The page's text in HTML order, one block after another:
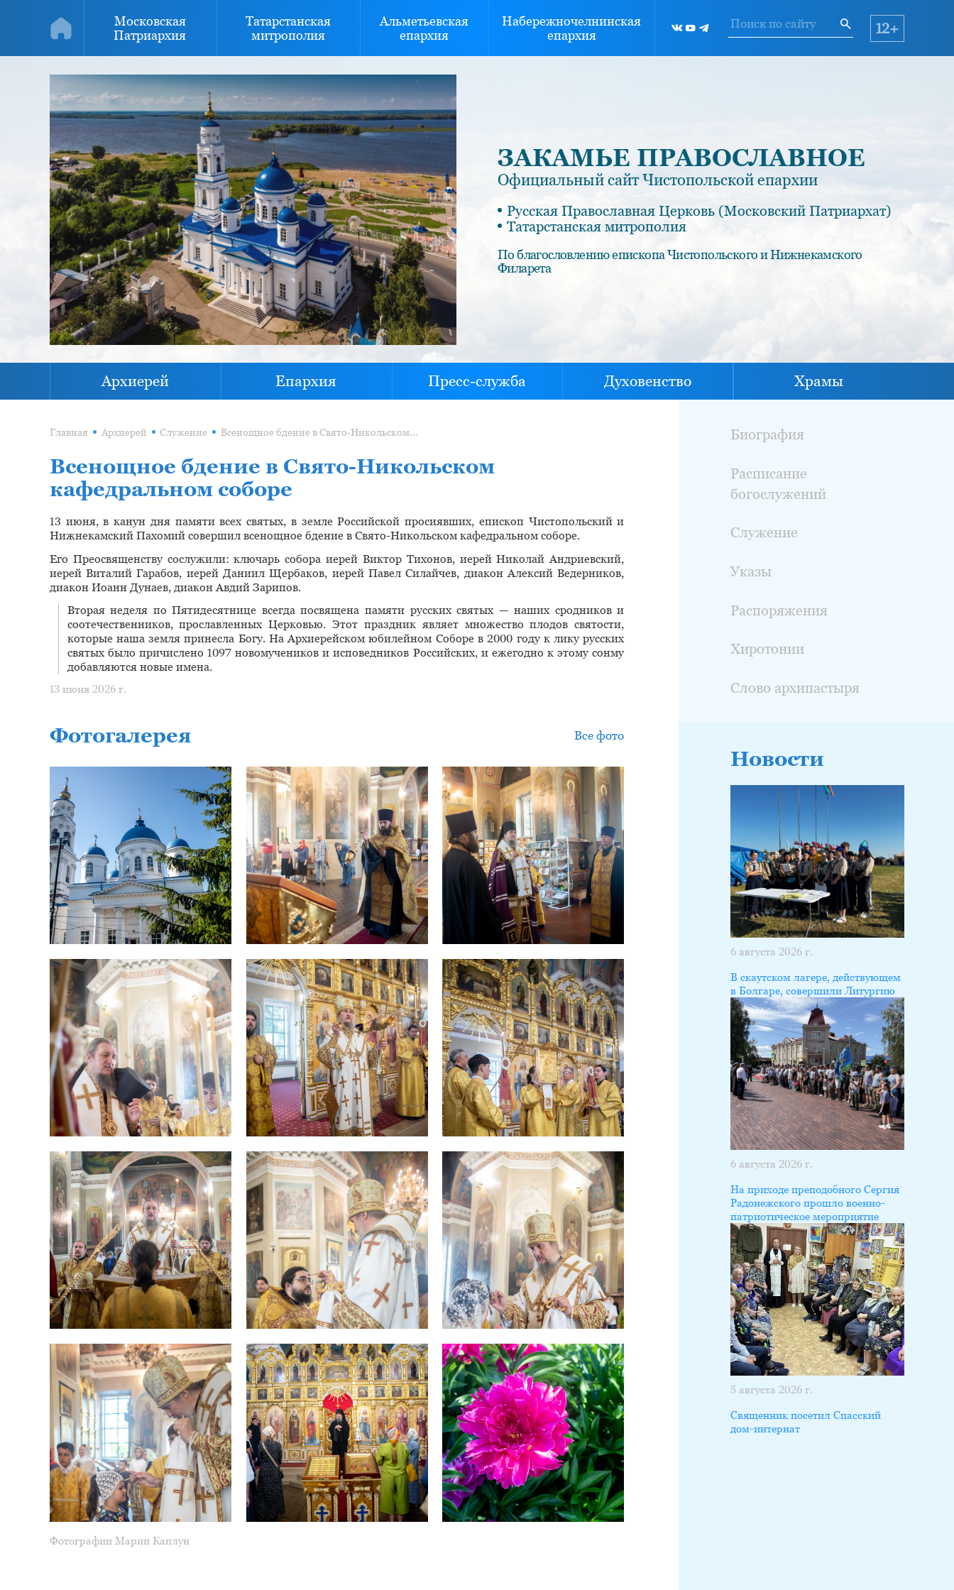
Московская
Патриархия
Татарстанская
митрополия
Альметьевская
епархия
Набережночелнинская
епархия
12+
ЗАКАМЬЕ ПРАВОСЛАВНОЕ
Официальный сайт Чистопольской епархии
Русская Православная Церковь (Московский Патриархат)
Татарстанская митрополия
По благословлению епископа Чистопольского и Нижнекамского
Филарета
Архиерей Епархия Пресс-служба Духовенство Храмы
Главная Архиерей Служение Всенощное бдение в Свято-Никольском кафедральном соборе
Всенощное бдение в Свято-Никольском
кафедральном соборе
13 июня, в канун дня памяти всех святых, в земле Российской просиявших, епископ Чистопольский и
Нижнекамский Пахомий совершил всенощное бдение в Свято-Никольском кафедральном соборе.
Его Преосвященству сослужили: ключарь собора иерей Виктор Тихонов, иерей Николай Андриевский,
иерей Виталий Гарабов, иерей Даниил Щербаков, иерей Павел Силайчев, диакон Алексий Ведерников,
диакон Иоанн Дунаев, диакон Авдий Зарипов.
Вторая неделя по Пятидесятнице всегда посвящена памяти русских святых — наших сродников и
соотечественников, прославленных Церковью. Этот праздник являет множество плодов святости,
которые наша земля принесла Богу. На Архиерейском юбилейном Соборе в 2000 году к лику русских
святых было причислено 1097 новомучеников и исповедников Российских, и ежегодно к этому сонму
добавляются новые имена.
13 июня 2026 г.
Фотогалерея Все фото
Фотографии Марии Каплун
Биография
Расписание
богослужений
Служение
Указы
Распоряжения
Хиротонии
Слово архипастыря
Новости
6 августа 2026 г.
В скаутском лагере, действующем
в Болгаре, совершили Литургию
6 августа 2026 г.
На приходе преподобного Сергия
Радонежского прошло военно-
патриотическое мероприятие
5 августа 2026 г.
Священник посетил Спасский
дом-интернат